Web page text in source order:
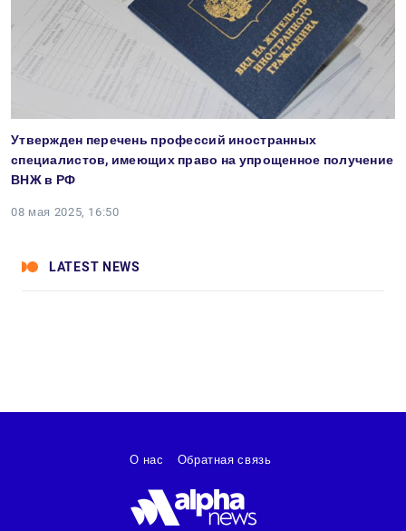
Утвержден перечень профессий иностранных
специалистов, имеющих право на упрощенное получение
ВНЖ в РФ
08 мая 2025, 16:50
LATEST NEWS
О нас Обратная связь